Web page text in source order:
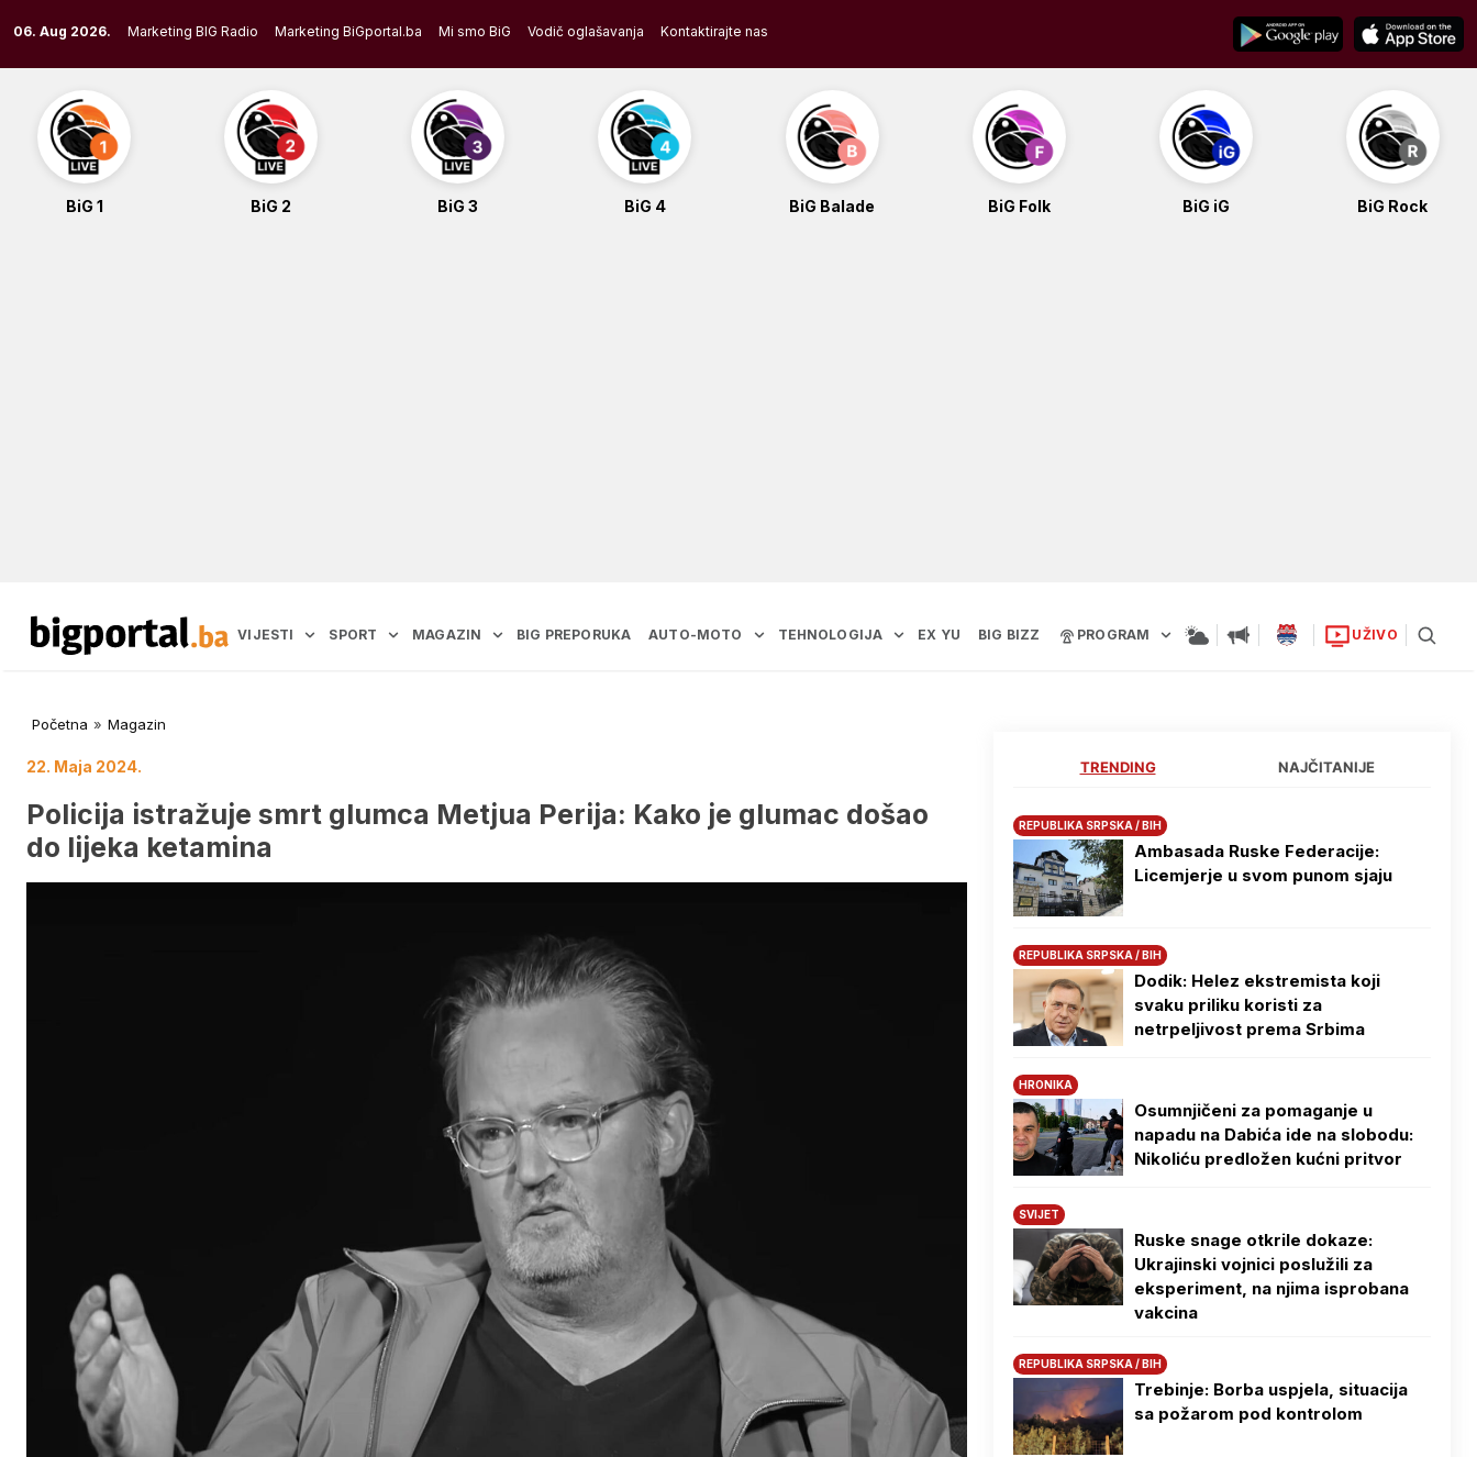
to
content
06. Aug 2026. Marketing BIG Radio Marketing BiGportal.ba Mi smo BiG Vodič oglašavanja Kontaktirajte nas
BiG 1 BiG 2 BiG 3 BiG 4 BiG Balade BiG Folk BiG iG BiG Rock
VIJESTI SPORT MAGAZIN BIG PREPORUKA AUTO-MOTO TEHNOLOGIJA EX YU BIG BIZZ PROGRAM UŽIVO
Početna » Magazin
22. Maja 2024.
Policija istražuje smrt glumca Metjua Perija: Kako je glumac došao
do lijeka ketamina
TRENDING NAJČITANIJE
REPUBLIKA SRPSKA / BIH
Ambasada Ruske Federacije:
Licemjerje u svom punom sjaju
REPUBLIKA SRPSKA / BIH
Dodik: Helez ekstremista koji
svaku priliku koristi za
netrpeljivost prema Srbima
HRONIKA
Osumnjičeni za pomaganje u
napadu na Dabića ide na slobodu:
Nikoliću predložen kućni pritvor
SVIJET
Ruske snage otkrile dokaze:
Ukrajinski vojnici poslužili za
eksperiment, na njima isprobana
vakcina
REPUBLIKA SRPSKA / BIH
Trebinje: Borba uspjela, situacija
sa požarom pod kontrolom